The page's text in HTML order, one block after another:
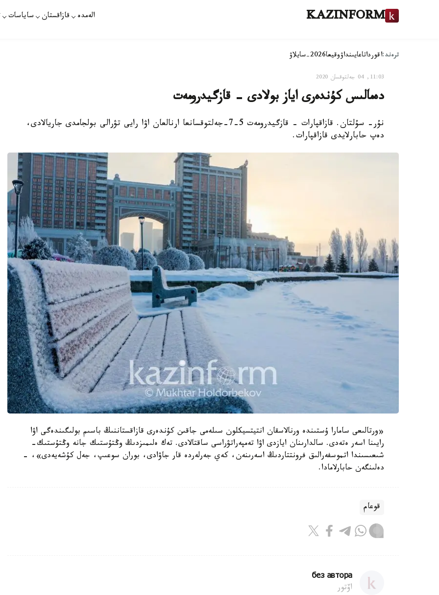
KAZINFORM الەمدە قازاقستان ساياسات
ترەند:اقورداتاعايىنداۋوقيعا2026-سايلاۋ
11:03, 04 جەلتوقسان 2020
دەمالىس كۇندەرى اياز بولادى – قازگيدرومەت
نۇر- سۇلتان. قازاقپارات - قازگيدرومەت 5-7-جەلتوقسانعا ارنالعان اۋا رايى تۋرالى بولجامدى جاريالادى،
دەپ حابارلايدى قازاقپارات.
«ورتالىعى سامارا ۇستىندە ورنالاسقان انتيتسيكلون سىلەمى جاقىن كۇندەرى قازاقستاننىڭ باسىم بولىگىندەگى اۋا
رايىنا اسەر ەتەدى. سالدارىنان ايازدى اۋا تەمپەراتۋراسى ساقتالادى. تەك ەلىمىزدىڭ وڭتۇستىك جانە وڭتۇستىك-
شىعىسىندا اتموسفەرالىق فرونتتاردىڭ اسەرىنەن، كەي جەرلەردە قار جاۋادى، بوران سوعىپ، جەل كۇشەيەدى»، -
دەلىنگەن حابارلامادا.
قوعام
без автора
اۆتور